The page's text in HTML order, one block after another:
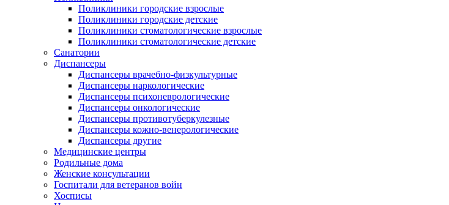
Поликлиники городские взрослые
Поликлиники городские детские
Поликлиники стоматологические взрослые
Поликлиники стоматологические детские
Санатории
Диспансеры
Диспансеры врачебно-физкультурные
Диспансеры наркологические
Диспансеры психоневрологические
Диспансеры онкологические
Диспансеры противотуберкулезные
Диспансеры кожно-венерологические
Диспансеры другие
Медицинские центры
Родильные дома
Женские консультации
Госпитали для ветеранов войн
Хосписы